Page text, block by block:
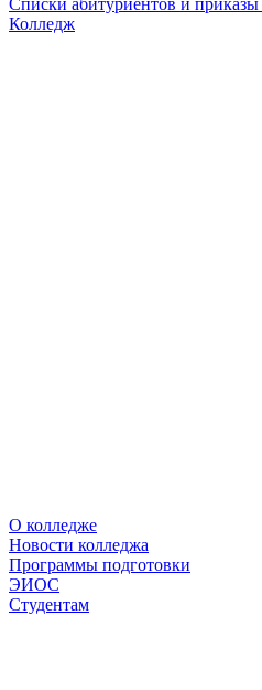
Списки абитуриентов и приказы
Колледж
О колледже
Новости колледжа
Программы подготовки
ЭИОС
Студентам